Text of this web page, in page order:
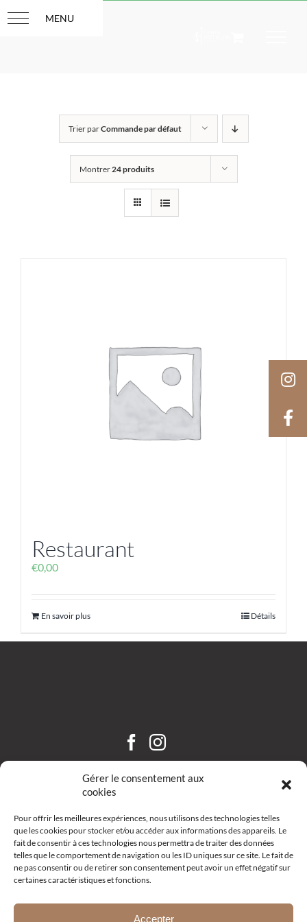
Gérer le consentement aux
cookies
Pour offrir les meilleures expériences, nous utilisons des technologies telles
que les cookies pour stocker et/ou accéder aux informations des appareils. Le
fait de consentir à ces technologies nous permettra de traiter des données
telles que le comportement de navigation ou les ID uniques sur ce site. Le fait de
ne pas consentir ou de retirer son consentement peut avoir un effet négatif sur
certaines caractéristiques et fonctions.
Accepter
au
Trier parCommande par défaut
Montrer 24 produits
Restaurant
€0,00
En savoir plus Détails
13111 Coudoux
+33 (0)4 42 52 10 68